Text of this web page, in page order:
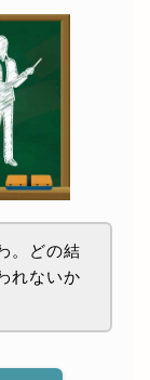
。どの結
れないか